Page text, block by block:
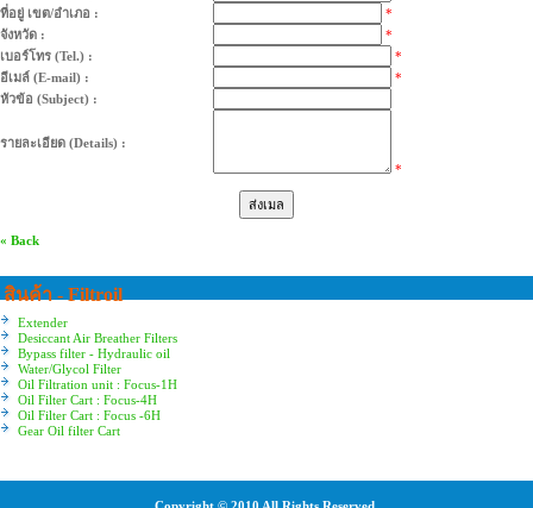
ที่อยู่ เขต/อำเภอ :
*
จังหวัด :
*
เบอร์โทร (Tel.) :
*
อีเมล์ (E-mail) :
*
หัวข้อ (Subject) :
รายละเอียด (Details) :
*
« Back
สินค้า - Filtroil
Extender
Desiccant Air Breather Filters
Bypass filter - Hydraulic oil
Water/Glycol Filter
Oil Filtration unit : Focus-1H
Oil Filter Cart : Focus-4H
Oil Filter Cart : Focus -6H
Gear Oil filter Cart